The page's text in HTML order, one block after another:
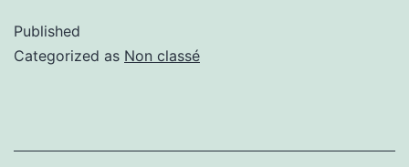
Published
Categorized as Non classé